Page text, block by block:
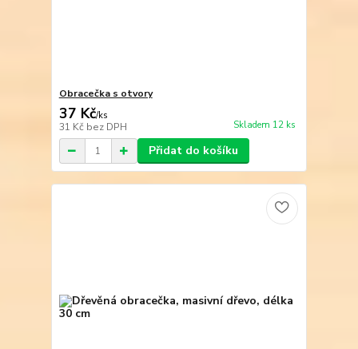
Obracečka s otvory
37 Kč/ks
31 Kč bez DPH Skladem 12 ks
Přidat do košíku